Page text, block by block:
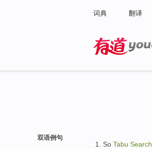
词典 翻译
双语例句
So Tabu Search